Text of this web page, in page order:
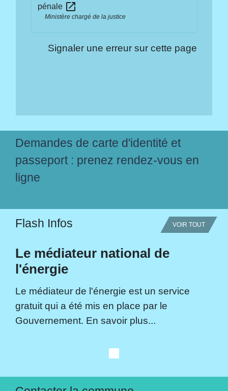
pénale open_in_new
Ministère chargé de la justice
Signaler une erreur sur cette page
Demandes de carte d'identité et
passeport : prenez rendez-vous en
ligne
Flash Infos VOIR TOUT
Le médiateur national de
l'énergie
Le médiateur de l'énergie est un service
gratuit qui a été mis en place par le
Gouvernement. En savoir plus...